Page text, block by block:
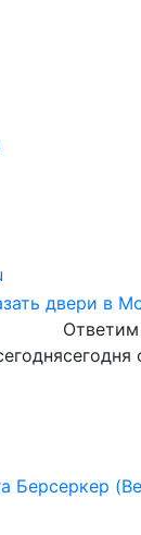
сегодня
Берсеркер